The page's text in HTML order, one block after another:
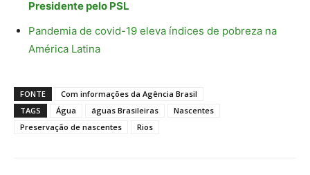
Presidente pelo PSL
Pandemia de covid-19 eleva índices de pobreza na
América Latina
FONTE
Com informações da Agência Brasil
TAGS
Água águas Brasileiras
Nascentes
Preservação de nascentes
Rios